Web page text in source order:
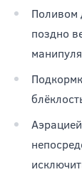
Поливом
поздно